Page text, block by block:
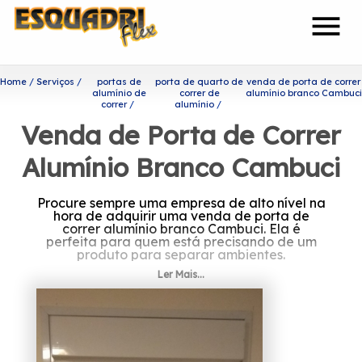
menu
Home Serviços
portas de
alumínio de
correr
porta de quarto de
correr de
alumínio
venda de porta de correr
alumínio branco Cambuci
Venda de Porta de Correr
Alumínio Branco Cambuci
Procure sempre uma empresa de alto nível na
hora de adquirir uma venda de porta de
correr alumínio branco Cambuci. Ela é
perfeita para quem está precisando de um
produto para separar ambientes.
Você está procurando por
venda de porta de correr
alumínio branco Cambuci?
A Esquadriflex tem a sua organização
Ler Mais...